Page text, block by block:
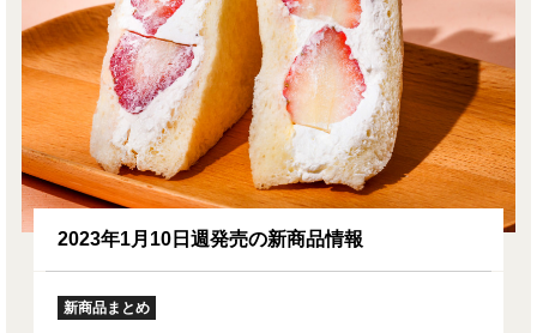
2023年1月10日週発売の新商品情報
新商品まとめ